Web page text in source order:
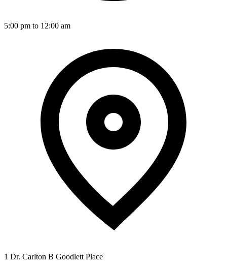
5:00 pm to 12:00 am
1 Dr. Carlton B Goodlett Place